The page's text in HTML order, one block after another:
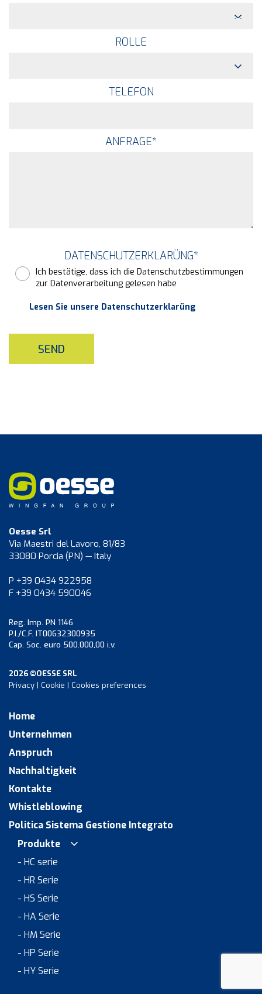
ROLLE
TELEFON
ANFRAGE*
DATENSCHUTZERKLARÜNG*
Ich bestätige, dass ich die Datenschutzbestimmungen
zur Datenverarbeitung gelesen habe
Lesen Sie unsere Datenschutzerklarüng
SEND
Oesse Srl
Via Maestri del Lavoro, 81/83
33080 Porcia (PN) — Italy
P +39 0434 922958
F +39 0434 590046
Reg. Imp. PN 1146
P.I./C.F. IT00632300935
Cap. Soc. euro 500.000,00 i.v.
2026 ©OESSE SRL
Privacy | Cookie | Cookies preferences
Home
Unternehmen
Anspruch
Nachhaltigkeit
Kontakte
Whistleblowing
Politica Sistema Gestione Integrato
Produkte
- HC serie
- HR Serie
- HS Serie
- HA Serie
- HM Serie
- HP Serie
- HY Serie